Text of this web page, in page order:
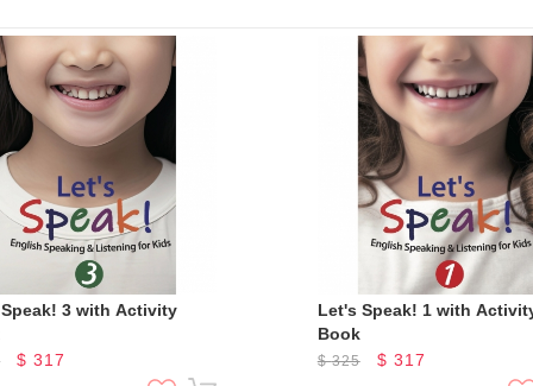
3 with Activity
$317
Let's Speak! 1 with
Book
$325 $ 317